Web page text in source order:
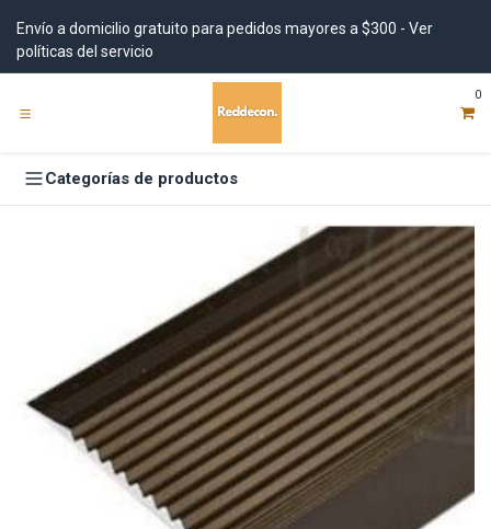
Envío a domicilio gratuito para pedidos mayores a $300 - Ver
políticas del servicio
0
Categorías de productos